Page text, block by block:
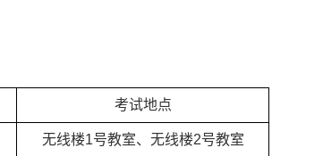
考试地点
无线楼1号教室、无线楼2号教室